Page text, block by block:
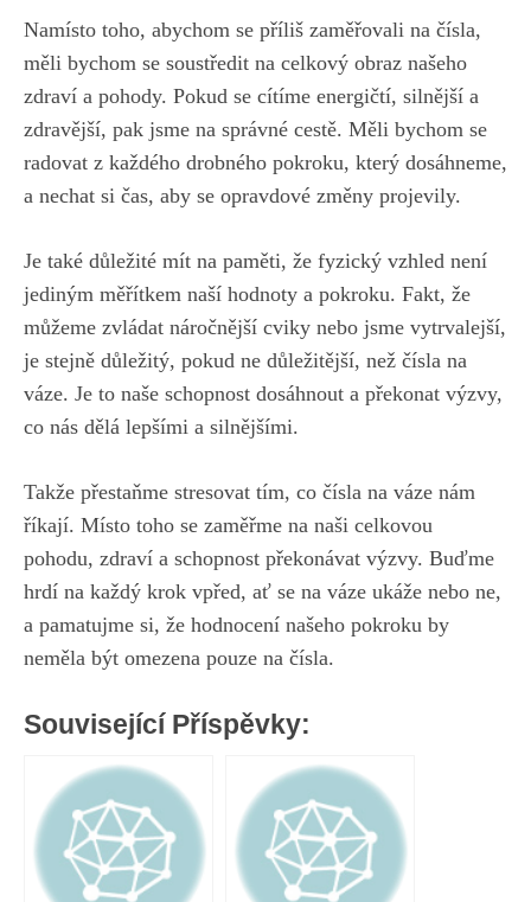
Namísto toho, abychom se příliš zaměřovali‍ na čísla,
měli bychom se soustředit na celkový obraz našeho
zdraví a pohody. Pokud se ‌cítíme energičtí, silnější a
zdravější, ​pak⁢ jsme na správné ⁤cestě. Měli bychom⁤ se
radovat z každého drobného pokroku, který‌ dosáhneme,
a nechat si ⁤čas, aby se opravdové změny projevily.
Je ​také důležité‍ mít​ na paměti, že ‌fyzický ‌vzhled není
jediným měřítkem naší hodnoty a pokroku.‍ Fakt, ⁢že ​
můžeme zvládat náročnější cviky ​nebo jsme vytrvalejší,
je stejně důležitý,⁢ pokud ne důležitější, než ⁤čísla na‌
váze. Je to naše schopnost ​dosáhnout a překonat výzvy,
co nás dělá ⁤lepšími a ⁢silnějšími.
Takže přestaňme stresovat ‌tím, co čísla na váze nám
říkají. Místo toho ‌se zaměřme na naši celkovou⁤
pohodu, zdraví a⁢ schopnost překonávat výzvy. Buďme
hrdí na každý krok vpřed, ať se⁢ na váze ukáže nebo ne,
a pamatujme si, ⁤že hodnocení našeho pokroku by
neměla být omezena pouze na čísla.
Související Příspěvky: